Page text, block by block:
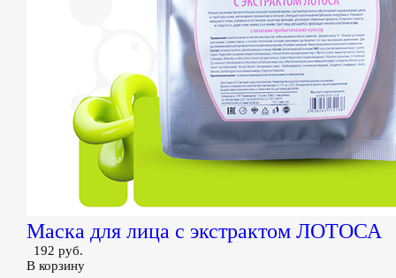
Маска для лица с экстрактом ЛОТОСА
192 руб.
В корзину